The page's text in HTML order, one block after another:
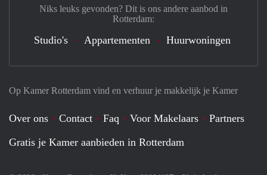
Op Kamer Rotterdam vind en verhuur je makkelijk je Kamer
Over ons Contact Faq Voor Makelaars
Partners
Gratis je Kamer aanbieden in Rotterdam
Niks leuks gevonden? Dit is ons andere aanbod in
Rotterdam:
Studio's Appartementen Huurwoningen